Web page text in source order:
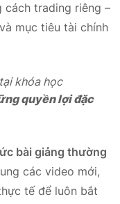
cách trading riêng –
mục tiêu tài chính
khóa học
quyền lợi đặc
bài giảng thường
các video mới,
tế để luôn bắt